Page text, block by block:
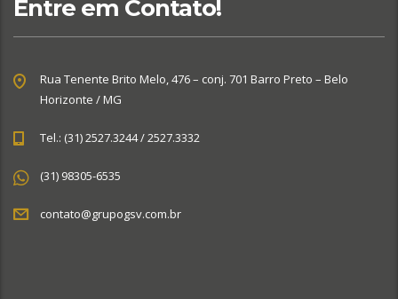
Entre em Contato!
Rua Tenente Brito Melo, 476 – conj. 701 Barro Preto – Belo
Horizonte / MG
Tel.: (31) 2527.3244 / 2527.3332
(31) 98305-6535
contato@grupogsv.com.br